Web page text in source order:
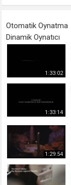
Otomatik Oynatma
Dinamik Oynatıcı
1:33:02
1:33:14
1:29:54